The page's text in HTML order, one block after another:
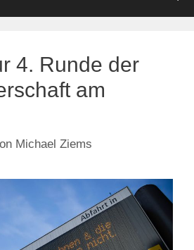
4. Runde der
am
Michael Ziems